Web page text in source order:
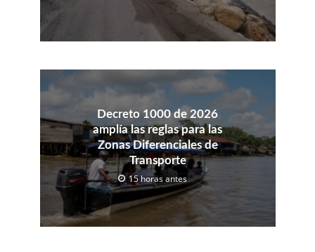
Decreto 1000 de 2026
amplía las reglas para las
Zonas Diferenciales de
Transporte
15 horas antes